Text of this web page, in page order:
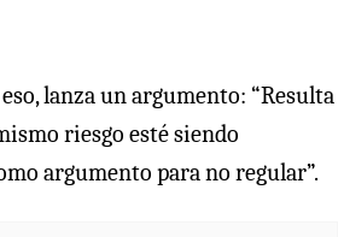
lanza un argumento: “Resulta
riesgo esté siendo
argumento para no regular”.